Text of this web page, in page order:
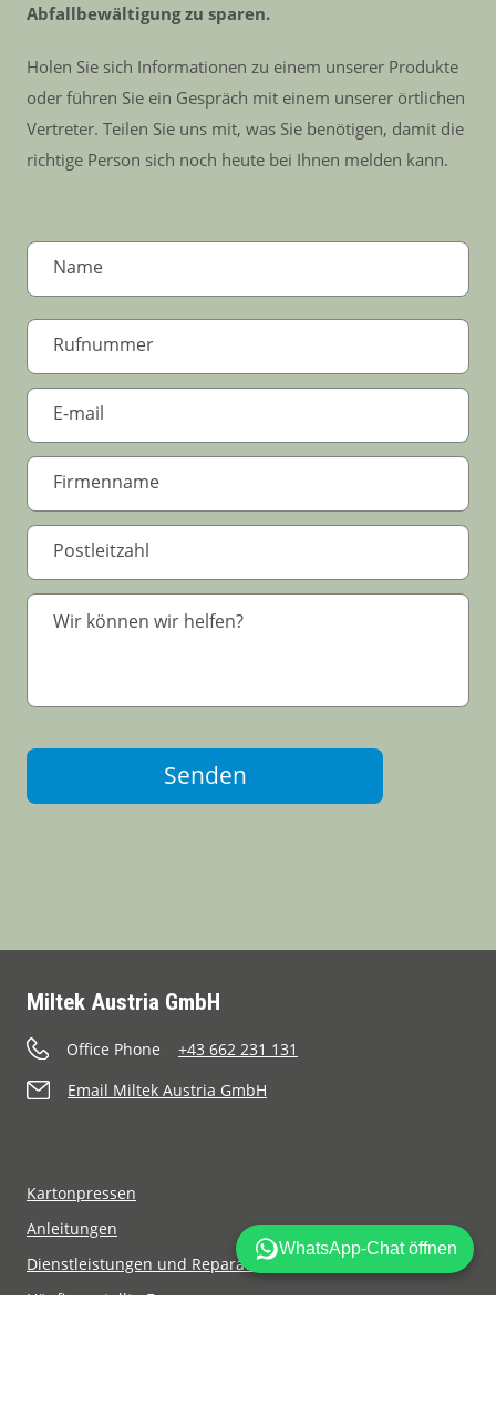
Abfallbewältigung zu sparen.
Holen Sie sich Informationen zu einem unserer Produkte
oder führen Sie ein Gespräch mit einem unserer örtlichen
Vertreter. Teilen Sie uns mit, was Sie benötigen, damit die
richtige Person sich noch heute bei Ihnen melden kann.
Senden
Miltek Austria GmbH
Office Phone
+43 662 231 131
Email Miltek Austria GmbH
Kartonpressen
Anleitungen
Dienstleistungen und Reparaturen an Pressen
Häufig gestellte Fragen